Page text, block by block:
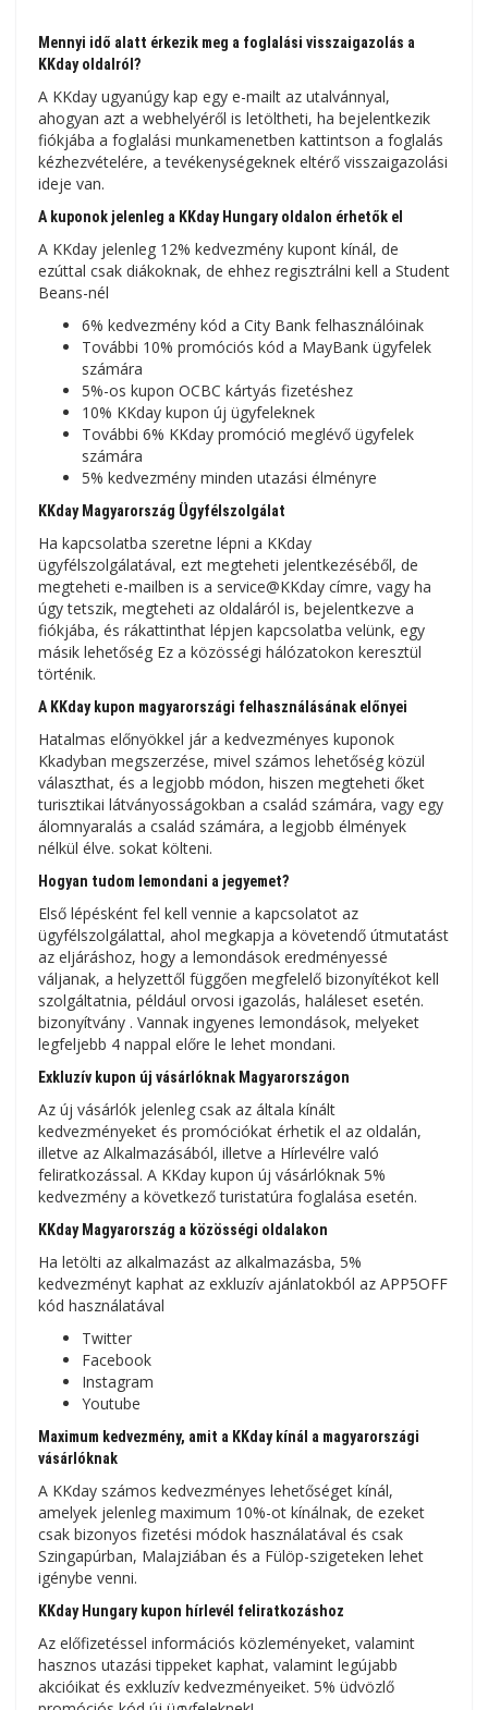
Mennyi idő alatt érkezik meg a foglalási visszaigazolás a
KKday oldalról?
A KKday ugyanúgy kap egy e-mailt az utalvánnyal,
ahogyan azt a webhelyéről is letöltheti, ha bejelentkezik
fiókjába a foglalási munkamenetben kattintson a foglalás
kézhezvételére, a tevékenységeknek eltérő visszaigazolási
ideje van.
A kuponok jelenleg a KKday Hungary oldalon érhetők el
A KKday jelenleg 12% kedvezmény kupont kínál, de
ezúttal csak diákoknak, de ehhez regisztrálni kell a Student
Beans-nél
6% kedvezmény kód a City Bank felhasználóinak
További 10% promóciós kód a MayBank ügyfelek
számára
5%-os kupon OCBC kártyás fizetéshez
10% KKday kupon új ügyfeleknek
További 6% KKday promóció meglévő ügyfelek
számára
5% kedvezmény minden utazási élményre
KKday Magyarország Ügyfélszolgálat
Ha kapcsolatba szeretne lépni a KKday
ügyfélszolgálatával, ezt megteheti jelentkezéséből, de
megteheti e-mailben is a service@KKday címre, vagy ha
úgy tetszik, megteheti az oldaláról is, bejelentkezve a
fiókjába, és rákattinthat lépjen kapcsolatba velünk, egy
másik lehetőség Ez a közösségi hálózatokon keresztül
történik.
A KKday kupon magyarországi felhasználásának előnyei
Hatalmas előnyökkel jár a kedvezményes kuponok
Kkadyban megszerzése, mivel számos lehetőség közül
választhat, és a legjobb módon, hiszen megteheti őket
turisztikai látványosságokban a család számára, vagy egy
álomnyaralás a család számára, a legjobb élmények
nélkül élve. sokat költeni.
Hogyan tudom lemondani a jegyemet?
Első lépésként fel kell vennie a kapcsolatot az
ügyfélszolgálattal, ahol megkapja a követendő útmutatást
az eljáráshoz, hogy a lemondások eredményessé
váljanak, a helyzettől függően megfelelő bizonyítékot kell
szolgáltatnia, például orvosi igazolás, haláleset esetén.
bizonyítvány . Vannak ingyenes lemondások, melyeket
legfeljebb 4 nappal előre le lehet mondani.
Exkluzív kupon új vásárlóknak Magyarországon
Az új vásárlók jelenleg csak az általa kínált
kedvezményeket és promóciókat érhetik el az oldalán,
illetve az Alkalmazásából, illetve a Hírlevélre való
feliratkozással. A KKday kupon új vásárlóknak 5%
kedvezmény a következő turistatúra foglalása esetén.
KKday Magyarország a közösségi oldalakon
Ha letölti az alkalmazást az alkalmazásba, 5%
kedvezményt kaphat az exkluzív ajánlatokból az APP5OFF
kód használatával
Twitter
Facebook
Instagram
Youtube
Maximum kedvezmény, amit a KKday kínál a magyarországi
vásárlóknak
A KKday számos kedvezményes lehetőséget kínál,
amelyek jelenleg maximum 10%-ot kínálnak, de ezeket
csak bizonyos fizetési módok használatával és csak
Szingapúrban, Malajziában és a Fülöp-szigeteken lehet
igénybe venni.
KKday Hungary kupon hírlevél feliratkozáshoz
Az előfizetéssel információs közleményeket, valamint
hasznos utazási tippeket kaphat, valamint legújabb
akcióikat és exkluzív kedvezményeiket. 5% üdvözlő